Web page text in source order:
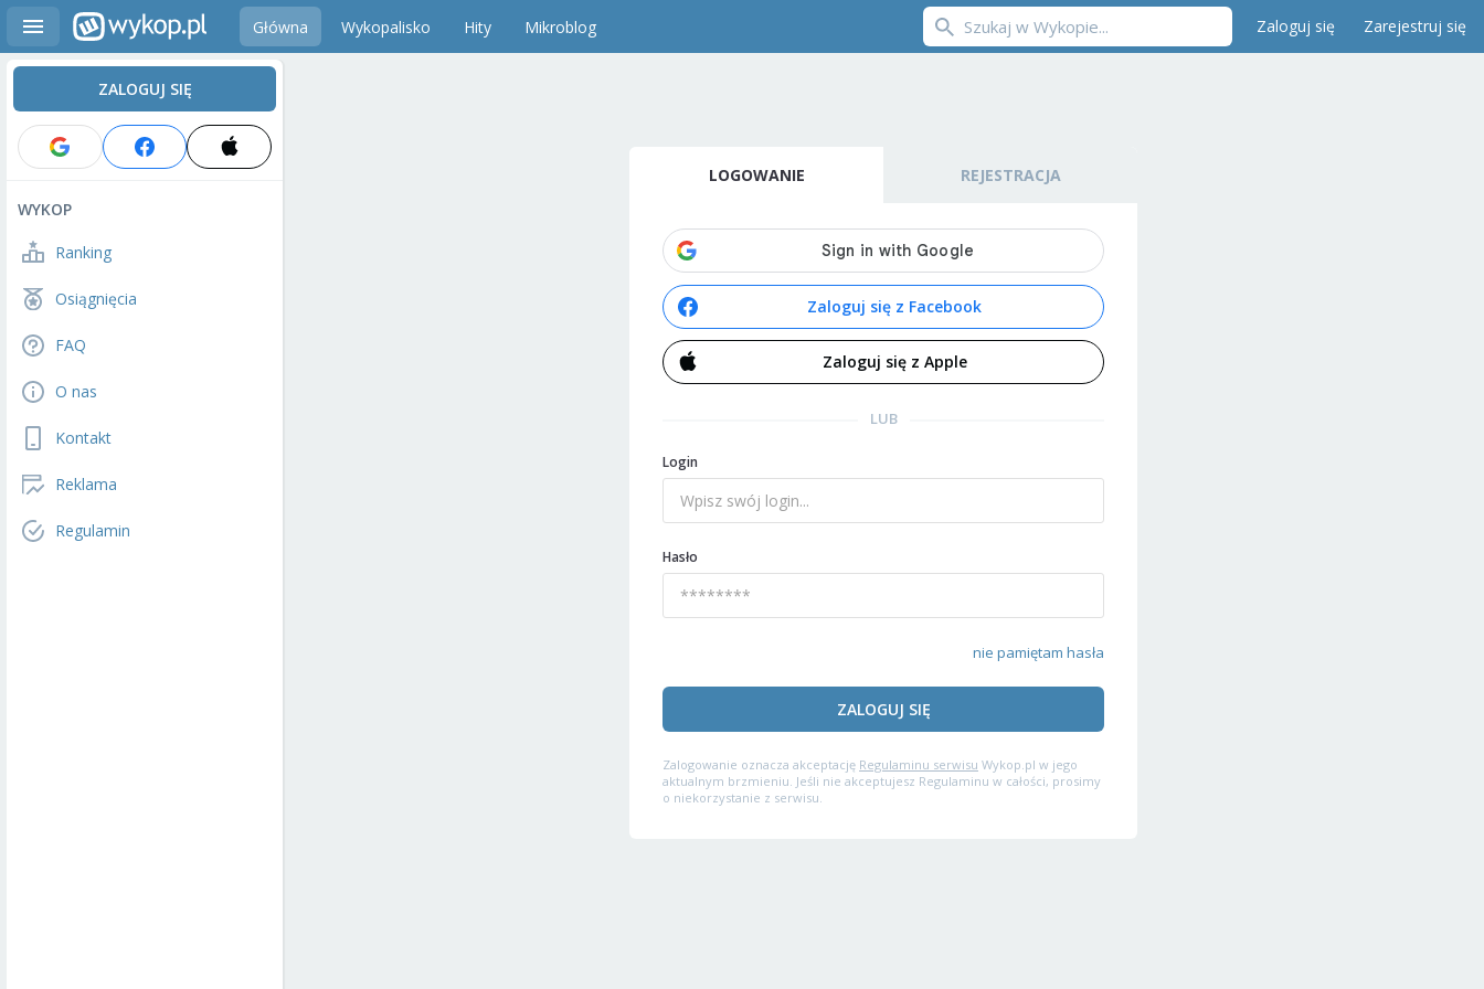
Główna Wykopalisko Hity Mikroblog Zaloguj się Zarejestruj się
ZALOGUJ SIĘ
WYKOP
Ranking
Osiągnięcia
FAQ
O nas
Kontakt
Reklama
Regulamin
LOGOWANIE REJESTRACJA
Zaloguj się z Facebook
Zaloguj się z Apple
LUB
Login
Hasło
nie pamiętam hasła
ZALOGUJ SIĘ
Zalogowanie oznacza akceptację Regulaminu serwisu Wykop.pl w jego
aktualnym brzmieniu. Jeśli nie akceptujesz Regulaminu w całości, prosimy
o niekorzystanie z serwisu.